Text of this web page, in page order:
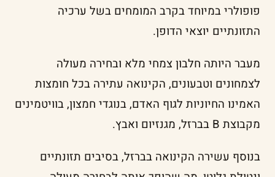
פופולרי במיוחד בקרב המומחים בשל ערכיה
התזונתיים יוצאי הדופן.
מעבר היותה חלבון צמחי מלא ובחירה מעולה
לצמחונים וטבעונים, הקינואה עתירה בכל חומצות
האמינו החיוניות לגוף האדם, בנוגדי חמצון, בוויטמינים
מקבוצת B בברזל, מגנזיום ואבץ.
בנוסף עשירה הקינואה בברזל, בסיבים תזונתיים